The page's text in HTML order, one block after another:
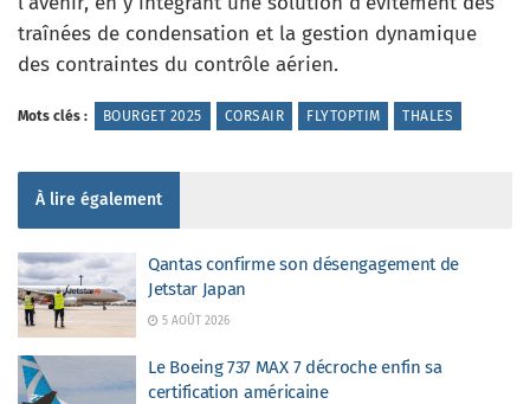
traînées de condensation et la gestion dynamique
des contraintes du contrôle aérien.
Mots clés : BOURGET 2025 CORSAIR FLYTOPTIM THALES
À lire également
Qantas confirme son désengagement de
Jetstar Japan
5 AOÛT 2026
Le Boeing 737 MAX 7 décroche enfin sa
certification américaine